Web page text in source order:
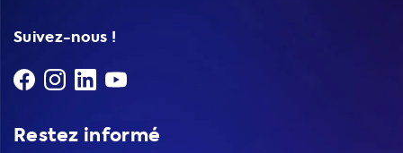
Suivez-nous !
Restez informé